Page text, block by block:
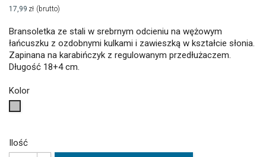
17,99 zł (brutto)
Bransoletka ze stali w srebrnym odcieniu na wężowym
łańcuszku z ozdobnymi kulkami i zawieszką w kształcie słonia.
Zapinana na karabińczyk z regulowanym przedłużaczem.
Długość 18+4 cm.
Kolor
Ilość